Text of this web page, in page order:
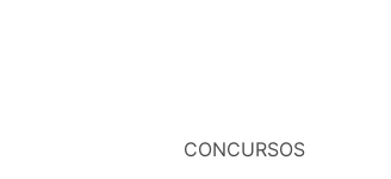
CONCURSOS